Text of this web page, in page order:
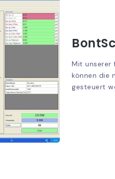
Mit unserer
können die
gesteuert